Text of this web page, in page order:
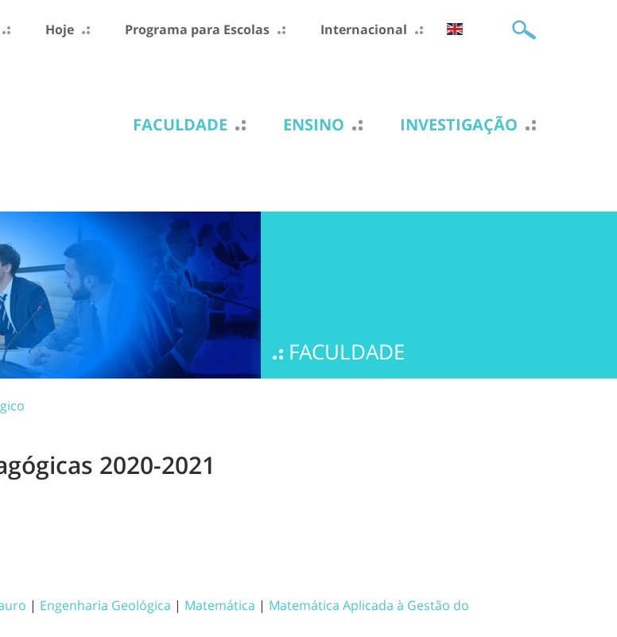
Hoje Programa para Escolas Internacional
FACULDADE ENSINO INVESTIGAÇÃO
FACULDADE
2020-2021
| Engenharia Geológica | Matemática | Matemática Aplicada à Gestão do